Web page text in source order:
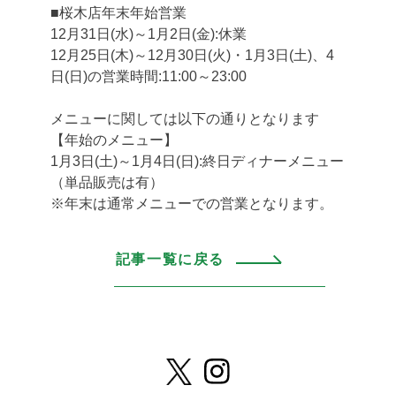
■桜木店年末年始営業
12月31日(水)～1月2日(金):休業
12月25日(木)～12月30日(火)・1月3日(土)、4
日(日)の営業時間:11:00～23:00
メニューに関しては以下の通りとなります
【年始のメニュー】
1月3日(土)～1月4日(日):終日ディナーメニュー
（単品販売は有）
※年末は通常メニューでの営業となります。
記事一覧に戻る